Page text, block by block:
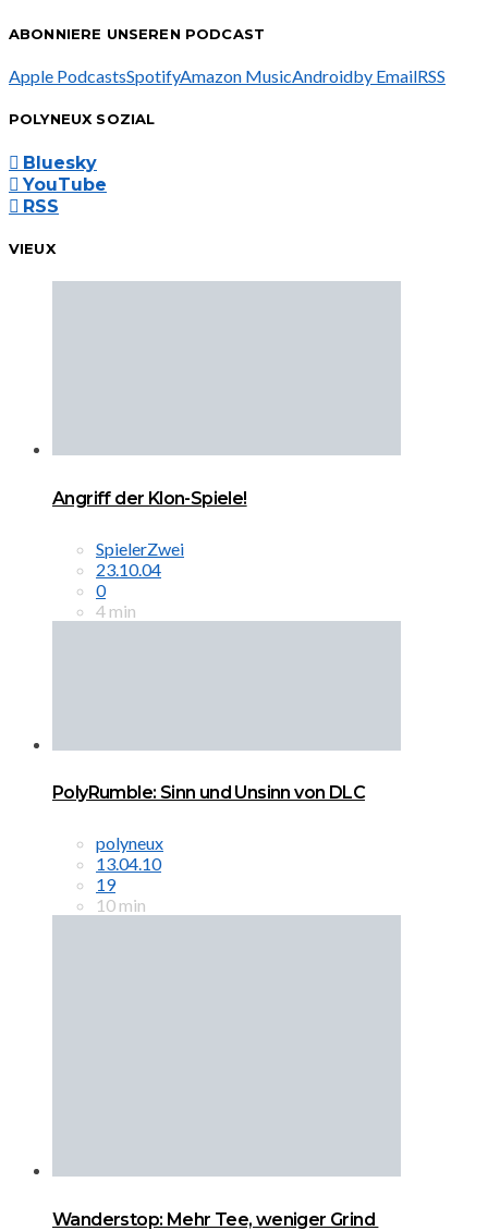
ABONNIERE UNSEREN PODCAST
Apple PodcastsSpotifyAmazon MusicAndroidby EmailRSS
POLYNEUX SOZIAL
Bluesky
YouTube
RSS
VIEUX
Angriff der Klon-Spiele!
SpielerZwei
23.10.04
0
4 min
PolyRumble: Sinn und Unsinn von DLC
polyneux
13.04.10
19
10 min
Wanderstop: Mehr Tee, weniger Grind